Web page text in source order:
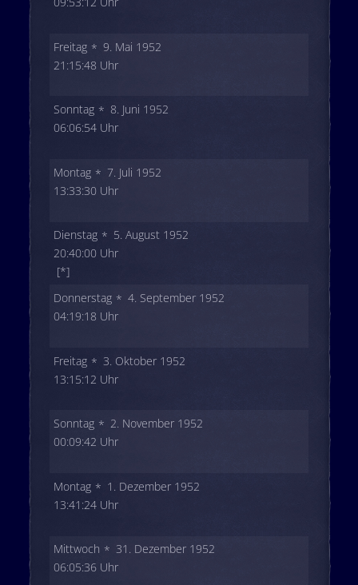
Freitag
9. Mai 1952
21:15:48 Uhr
Sonntag
8. Juni 1952
06:06:54 Uhr
Montag
7. Juli 1952
13:33:30 Uhr
Dienstag
5. August 1952
20:40:00 Uhr
[*]
Donnerstag
4. September 1952
04:19:18 Uhr
Freitag
3. Oktober 1952
13:15:12 Uhr
Sonntag
2. November 1952
00:09:42 Uhr
Montag
1. Dezember 1952
13:41:24 Uhr
Mittwoch
31. Dezember 1952
06:05:36 Uhr